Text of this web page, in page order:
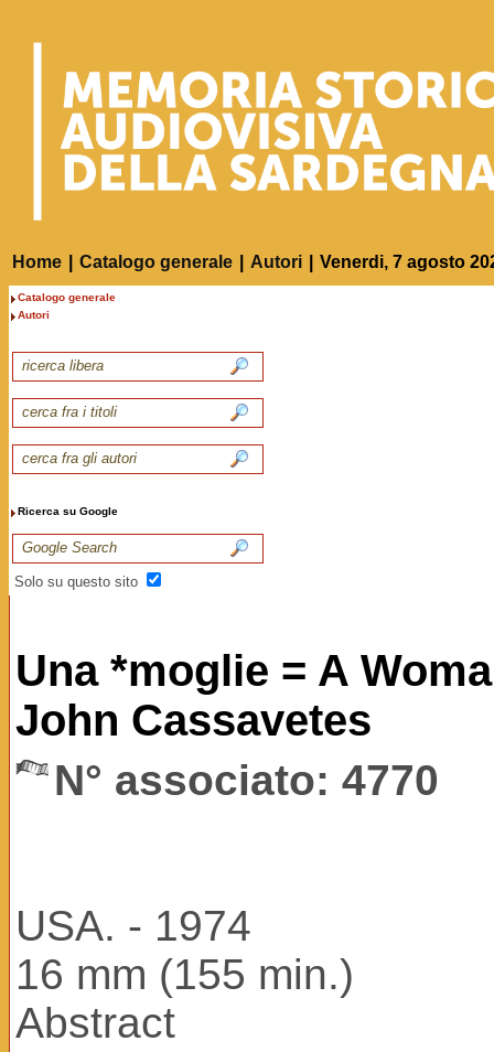
Home Catalogo generale Autori Venerdi, 7 agosto
Catalogo generale
Autori
Ricerca su Google
Solo su questo sito
Una *moglie = A
John Cassavetes
N° associato: 4770
USA. - 1974
16 mm (155 min.)
Abstract